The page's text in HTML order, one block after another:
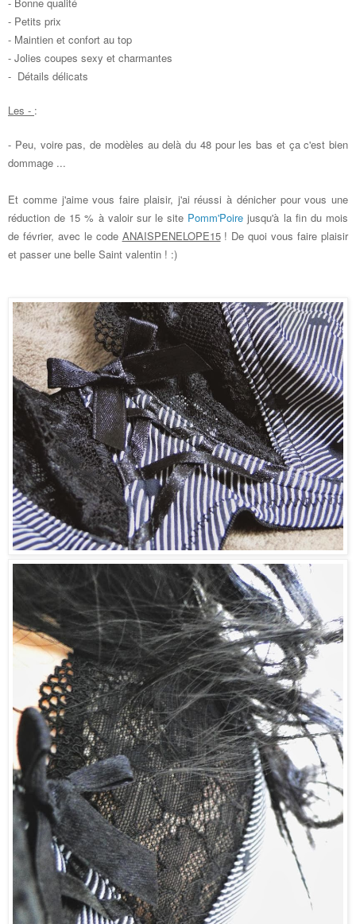
- Petits prix
- Maintien et confort au top
- Jolies coupes sexy et charmantes
- Détails délicats
Les - :
- Peu, voire pas, de modèles au delà du 48 pour les bas et ça c'est bien
dommage ...
Et comme j'aime vous faire plaisir, j'ai réussi à dénicher pour vous une
réduction de 15 % à valoir sur le site Pomm'Poire jusqu'à la fin du mois
de février, avec le code ANAISPENELOPE15! De quoi vous faire plaisir
et passer une belle Saint valentin ! :)